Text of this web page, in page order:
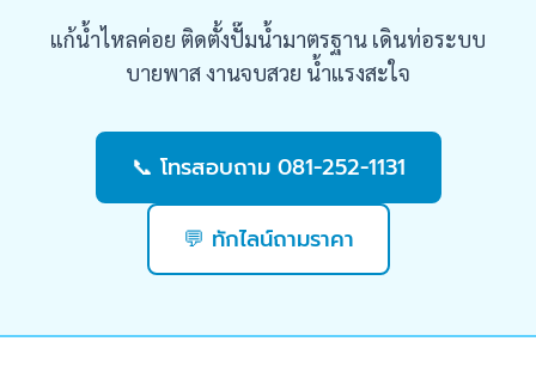
บทความ
รวมรูปภาพ
แก้น้ำไหลค่อย ติดตั้งปั๊มน้ำมาตรฐาน เดินท่อระบบ
บายพาส งานจบสวย น้ำแรงสะใจ
📞 โทรสอบถาม 081-252-1131
💬 ทักไลน์ถามราคา